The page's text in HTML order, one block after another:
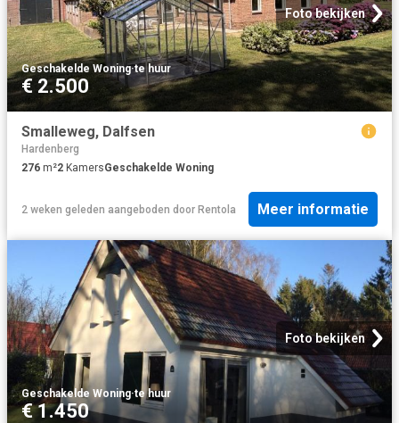
Foto bekijken
Geschakelde Woning·te huur
€ 2.500
Smalleweg, Dalfsen
Hardenberg
276 m²2 KamersGeschakelde Woning
2 weken geleden aangeboden door Rentola Meer informatie
Foto bekijken
Geschakelde Woning·te huur
€ 1.450